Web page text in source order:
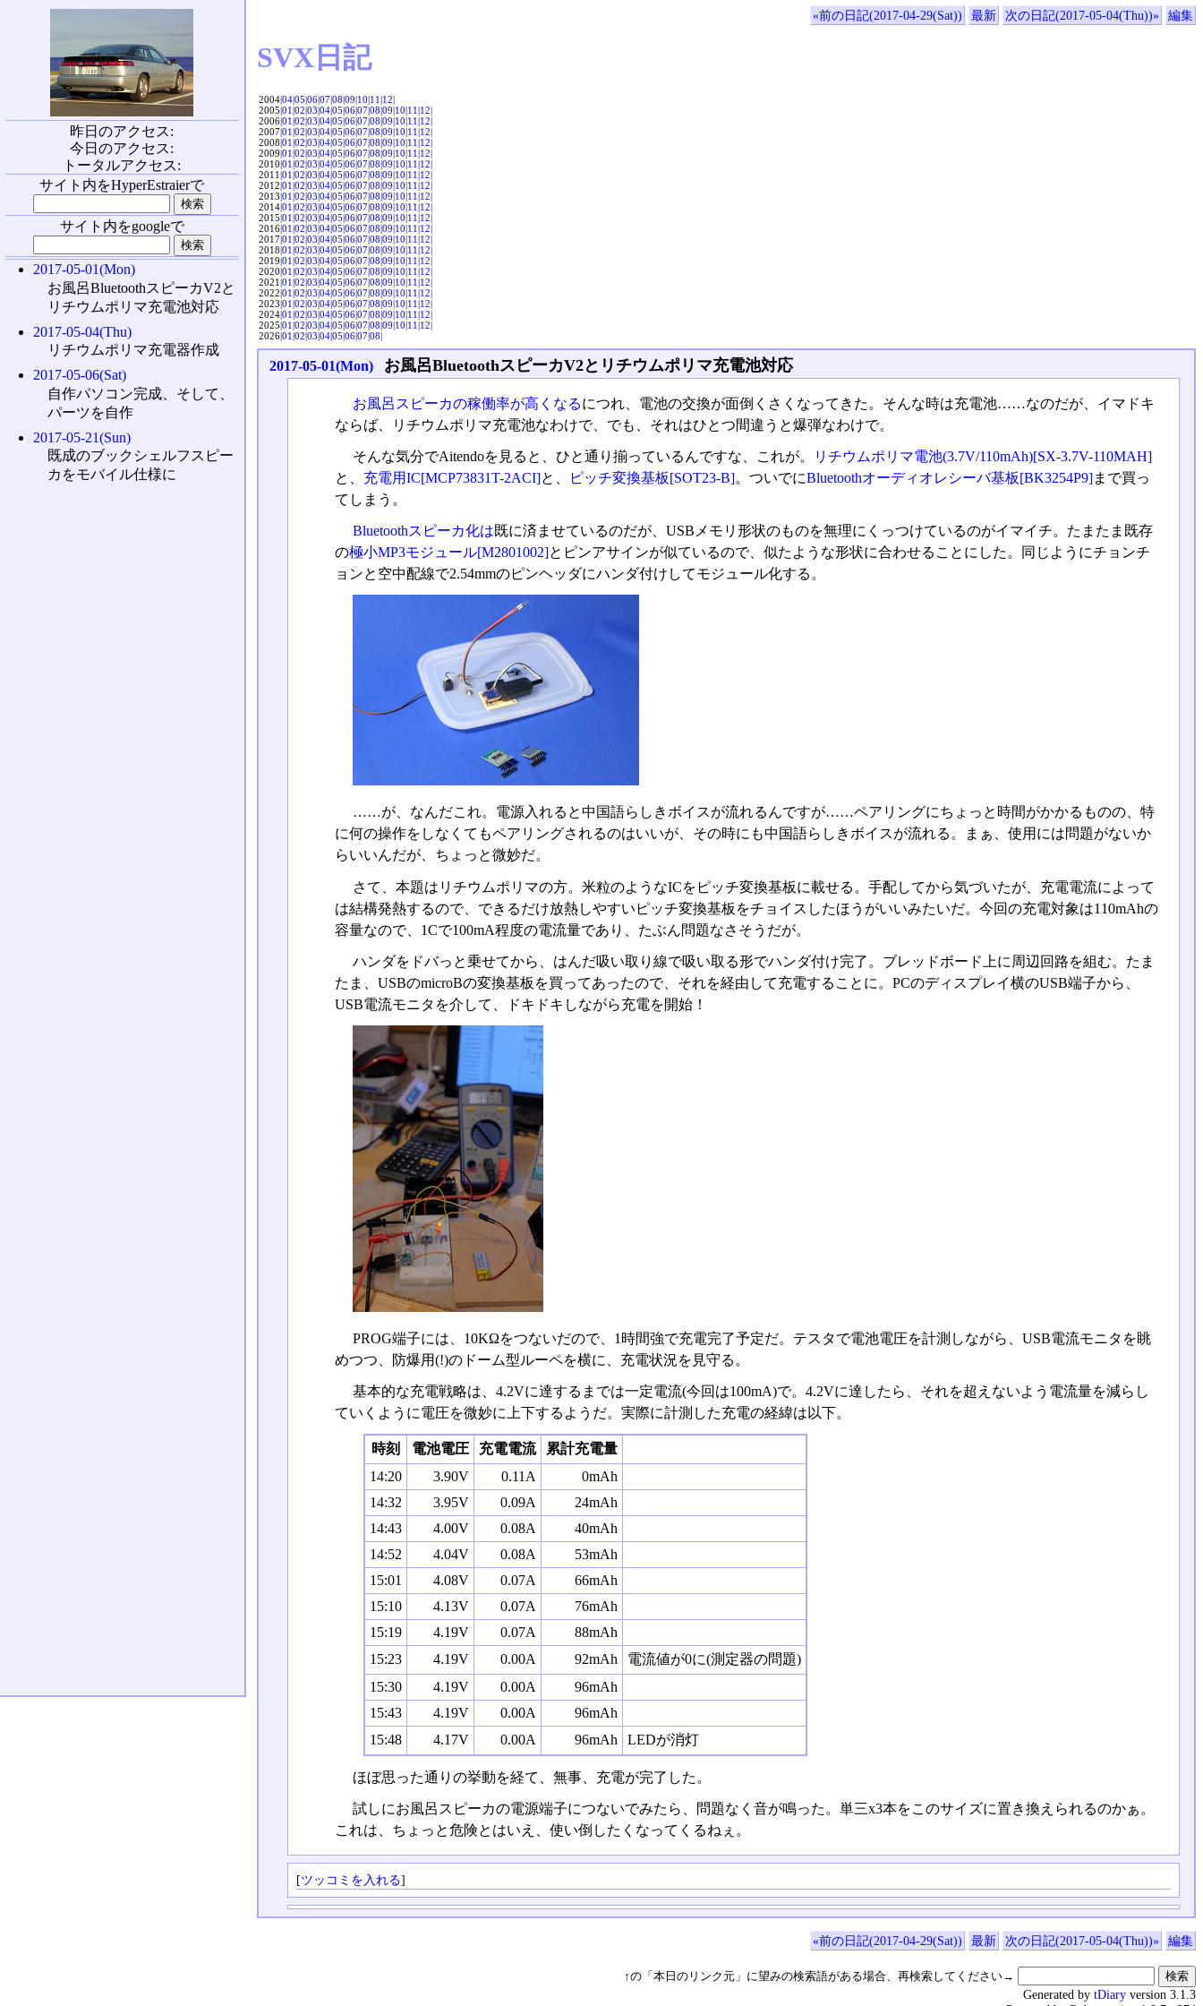
«前の日記(2017-04-29(Sat)) 最新 次の日記(2017-05-04(Thu))» 編集
SVX日記
2004|04|05|06|07|08|09|10|11|12|
2005|01|02|03|04|05|06|07|08|09|10|11|12|
2006|01|02|03|04|05|06|07|08|09|10|11|12|
2007|01|02|03|04|05|06|07|08|09|10|11|12|
2008|01|02|03|04|05|06|07|08|09|10|11|12|
2009|01|02|03|04|05|06|07|08|09|10|11|12|
2010|01|02|03|04|05|06|07|08|09|10|11|12|
2011|01|02|03|04|05|06|07|08|09|10|11|12|
2012|01|02|03|04|05|06|07|08|09|10|11|12|
2013|01|02|03|04|05|06|07|08|09|10|11|12|
2014|01|02|03|04|05|06|07|08|09|10|11|12|
2015|01|02|03|04|05|06|07|08|09|10|11|12|
2016|01|02|03|04|05|06|07|08|09|10|11|12|
2017|01|02|03|04|05|06|07|08|09|10|11|12|
2018|01|02|03|04|05|06|07|08|09|10|11|12|
2019|01|02|03|04|05|06|07|08|09|10|11|12|
2020|01|02|03|04|05|06|07|08|09|10|11|12|
2021|01|02|03|04|05|06|07|08|09|10|11|12|
2022|01|02|03|04|05|06|07|08|09|10|11|12|
2023|01|02|03|04|05|06|07|08|09|10|11|12|
2024|01|02|03|04|05|06|07|08|09|10|11|12|
2025|01|02|03|04|05|06|07|08|09|10|11|12|
2026|01|02|03|04|05|06|07|08|
2017-05-01(Mon) お風呂BluetoothスピーカV2とリチウムポリマ充電池対応
お風呂スピーカの稼働率が高くなるにつれ、電池の交換が面倒くさくなってきた。そんな時は充電池……なのだが、イマドキ
ならば、リチウムポリマ充電池なわけで、でも、それはひとつ間違うと爆弾なわけで。
そんな気分でAitendoを見ると、ひと通り揃っているんですな、これが。
リチウムポリマ電池(3.7V/110mAh)[SX-3.7V-110MAH]
と、 充電用IC[MCP73831T-2ACI]と、 ピッチ変換基板[SOT23-B]。ついでにBluetoothオーディオレシーバ基板[BK3254P9]まで買っ
てしまう。
Bluetoothスピーカ化は既に済ませているのだが、USBメモリ形状のものを無理にくっつけているのがイマイチ。たまたま既存
の極小MP3モジュール[M2801002]とピンアサインが似ているので、似たような形状に合わせることにした。同じようにチョンチ
ョンと空中配線で2.54mmのピンヘッダにハンダ付けしてモジュール化する。
……が、なんだこれ。電源入れると中国語らしきボイスが流れるんですが……ペアリングにちょっと時間がかかるものの、特
に何の操作をしなくてもペアリングされるのはいいが、その時にも中国語らしきボイスが流れる。まぁ、使用には問題がないか
らいいんだが、ちょっと微妙だ。
さて、本題はリチウムポリマの方。米粒のようなICをピッチ変換基板に載せる。手配してから気づいたが、充電電流によって
は結構発熱するので、できるだけ放熱しやすいピッチ変換基板をチョイスしたほうがいいみたいだ。今回の充電対象は110mAhの
容量なので、1Cで100mA程度の電流量であり、たぶん問題なさそうだが。
ハンダをドバっと乗せてから、はんだ吸い取り線で吸い取る形でハンダ付け完了。ブレッドボード上に周辺回路を組む。たま
たま、USBのmicroBの変換基板を買ってあったので、それを経由して充電することに。PCのディスプレイ横のUSB端子から、
USB電流モニタを介して、ドキドキしながら充電を開始！
PROG端子には、10KΩをつないだので、1時間強で充電完了予定だ。テスタで電池電圧を計測しながら、USB電流モニタを眺
めつつ、防爆用(!)のドーム型ルーペを横に、充電状況を見守る。
基本的な充電戦略は、4.2Vに達するまでは一定電流(今回は100mA)で。4.2Vに達したら、それを超えないよう電流量を減らし
ていくように電圧を微妙に上下するようだ。実際に計測した充電の経緯は以下。
時刻 電池電圧 充電電流
累計充電量
14:20
3.90V 0.11A
0mAh
14:32
3.95V 0.09A
24mAh
14:43
4.00V 0.08A
40mAh
14:52
4.04V 0.08A
53mAh
15:01
4.08V 0.07A
66mAh
15:10
4.13V 0.07A
76mAh
15:19
4.19V 0.07A
88mAh
15:23
4.19V 0.00A 92mAh
電流値が0に(測定器の問題)
15:30
4.19V 0.00A
96mAh
15:43
4.19V 0.00A
96mAh
15:48
4.17V 0.00A 96mAh LEDが消灯
ほぼ思った通りの挙動を経て、無事、充電が完了した。
試しにお風呂スピーカの電源端子につないでみたら、問題なく音が鳴った。単三x3本をこのサイズに置き換えられるのかぁ。
これは、ちょっと危険とはいえ、使い倒したくなってくるねぇ。
[ツッコミを入れる]
«前の日記(2017-04-29(Sat)) 最新 次の日記(2017-05-04(Thu))» 編集
↑の「本日のリンク元」に望みの検索語がある場合、再検索してください→
昨日のアクセス:
今日のアクセス:
トータルアクセス:
サイト内をHyperEstraierで
サイト内をgoogleで
2017-05-01(Mon)
お風呂BluetoothスピーカV2と
リチウムポリマ充電池対応
2017-05-04(Thu)
リチウムポリマ充電器作成
2017-05-06(Sat)
自作パソコン完成、そして、
パーツを自作
2017-05-21(Sun)
既成のブックシェルフスピー
カをモバイル仕様に
Generated by tDiary version 3.1.3